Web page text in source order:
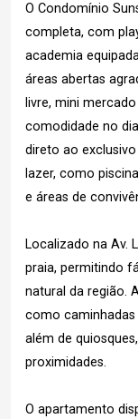
O Condomínio
completa, com
academia
áreas abertas
livre, mini
comodidade no
direto ao
lazer, como
e áreas de
Localizado na Av.
praia, permitindo
natural da região.
como caminhadas
além de
proximidades.
O apartamento